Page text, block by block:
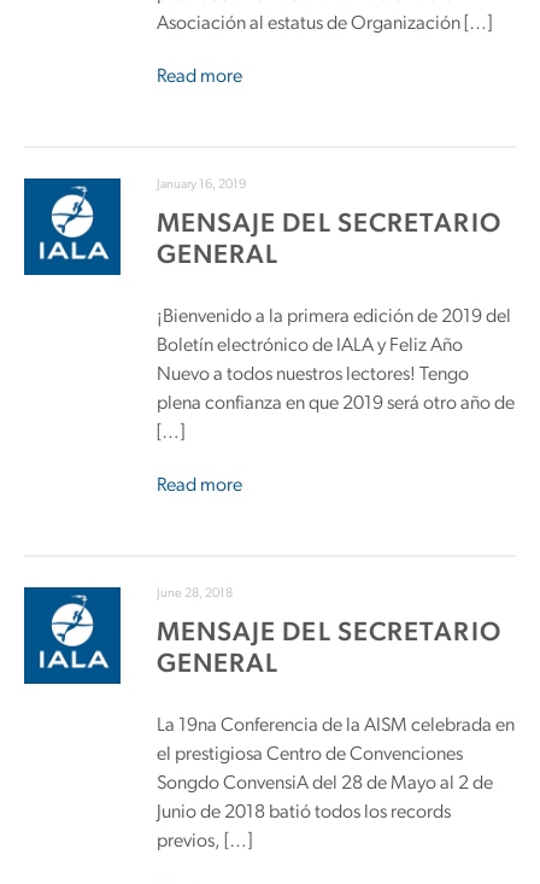
Asociación al estatus de Organización […]
Read more
January 16, 2019
MENSAJE DEL SECRETARIO
GENERAL
¡Bienvenido a la primera edición de 2019 del
Boletín electrónico de IALA y Feliz Año
Nuevo a todos nuestros lectores! Tengo
plena confianza en que 2019 será otro año de
[…]
Read more
June 28, 2018
MENSAJE DEL SECRETARIO
GENERAL
La 19na Conferencia de la AISM celebrada en
el prestigiosa Centro de Convenciones
Songdo ConvensiA del 28 de Mayo al 2 de
Junio de 2018 batió todos los records
previos, […]